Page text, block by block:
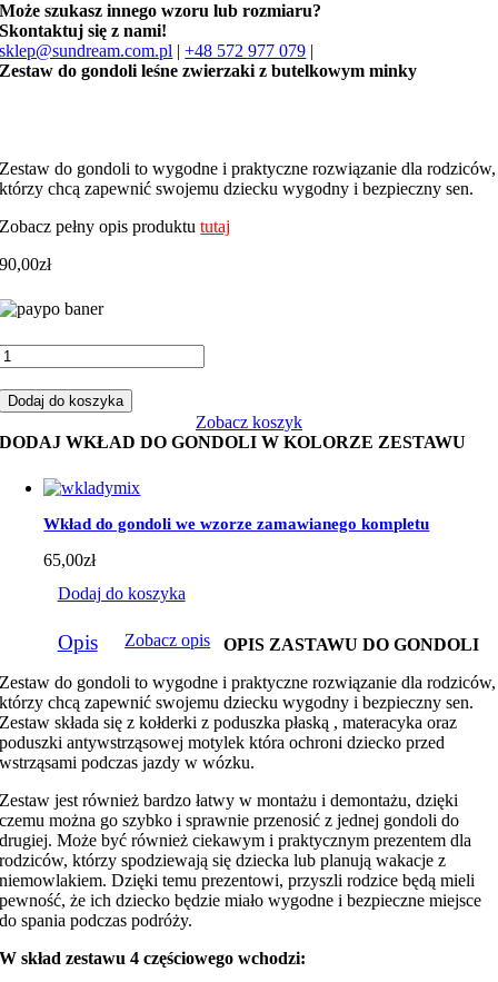
Może szukasz innego wzoru lub rozmiaru?
Skontaktuj się z nami!
sklep@sundream.com.pl |+48 572 977 079 |
Zestaw do gondoli leśne zwierzaki z butelkowym minky
Zestaw do gondoli to wygodne i praktyczne rozwiązanie dla rodziców,
którzy chcą zapewnić swojemu dziecku wygodny i bezpieczny sen.
Zobacz pełny opis produktututaj
90,00zł
Dodaj do koszyka
Zobacz koszyk
DODAJ WKŁAD DO GONDOLI W KOLORZE ZESTAWU
Wkład do gondoli we wzorze zamawianego kompletu
65,00zł
Dodaj do koszyka
Opis Zobacz opis
OPIS ZASTAWU DO GONDOLI
Zestaw do gondoli to wygodne i praktyczne rozwiązanie dla rodziców,
którzy chcą zapewnić swojemu dziecku wygodny i bezpieczny sen.
Zestaw składa się z kołderki z poduszka płaską , materacyka oraz
poduszki antywstrząsowej motylek która ochroni dziecko przed
wstrząsami podczas jazdy w wózku.
Zestaw jest również bardzo łatwy w montażu i demontażu, dzięki
czemu można go szybko i sprawnie przenosić z jednej gondoli do
drugiej. Może być również ciekawym i praktycznym prezentem dla
rodziców, którzy spodziewają się dziecka lub planują wakacje z
niemowlakiem. Dzięki temu prezentowi, przyszli rodzice będą mieli
pewność, że ich dziecko będzie miało wygodne i bezpieczne miejsce
do spania podczas podróży.
W skład zestawu 4 częściowego wchodzi: